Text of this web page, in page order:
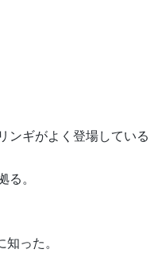
ンギがよく登場している
る。
った。